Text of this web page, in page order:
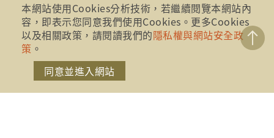
財團法人金融消費評議中心 著作權所有
地址：10041台北市忠孝西路一段四號17樓(崇聖大樓)
電話：886-2-2316-1288
本網站使用Cookies分析技術，若繼續閱覽本網站內
容，即表示您同意我們使用Cookies。更多Cookies
以及相關政策，請閱讀我們的隱私權與網站安全政
策 。
同意並進入網站